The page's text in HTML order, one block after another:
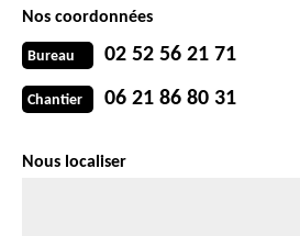
Nos coordonnées
Bureau 02 52 56 21 71
Chantier 06 21 86 80 31
Nous localiser